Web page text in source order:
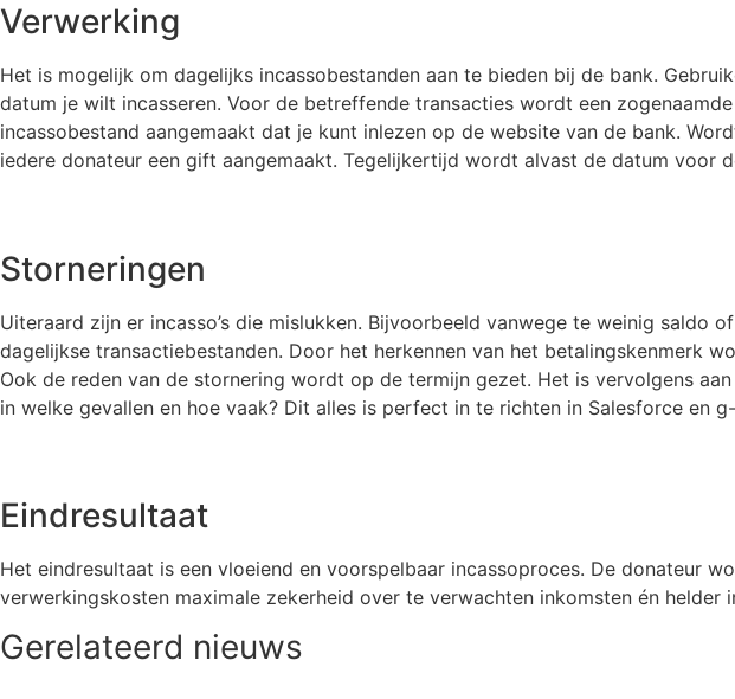
Verwerking
Het is mogelijk om dagelijks incassobestanden aan te bieden bij de bank.
datum je wilt incasseren. Voor de betreffende transacties wordt een
incassobestand aangemaakt dat je kunt inlezen op de website van de bank.
iedere donateur een gift aangemaakt. Tegelijkertijd wordt alvast de datum voor
Storneringen
Uiteraard zijn er incasso’s die mislukken. Bijvoorbeeld vanwege te weinig
dagelijkse transactiebestanden. Door het herkennen van het betalingskenmerk
Ook de reden van de stornering wordt op de termijn gezet. Het is vervolgens
in welke gevallen en hoe vaak? Dit alles is perfect in te richten in Salesforce en
Eindresultaat
Het eindresultaat is een vloeiend en voorspelbaar incassoproces. De donateur
verwerkingskosten maximale zekerheid over te verwachten inkomsten én
Gerelateerd nieuws